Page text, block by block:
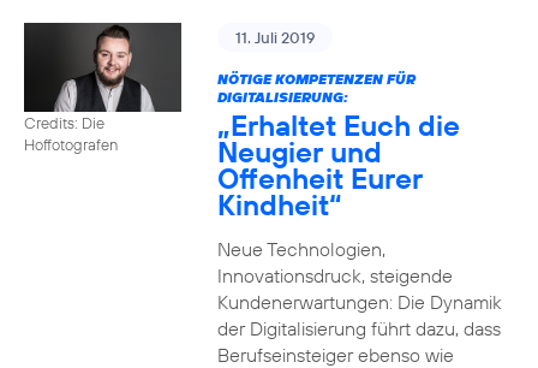
Credits: Die
Hoffotografen
11. Juli 2019
NÖTIGE KOMPETENZEN FÜR
DIGITALISIERUNG:
„Erhaltet Euch die
Neugier und
Offenheit Eurer
Kindheit“
Neue Technologien,
Innovationsdruck, steigende
Kundenerwartungen: Die Dynamik
der Digitalisierung führt dazu, dass
Berufseinsteiger ebenso wie